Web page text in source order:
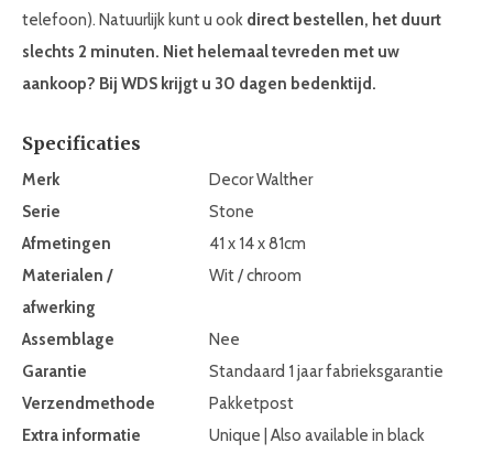
telefoon). Natuurlijk kunt u ook direct bestellen, het duurt
slechts 2 minuten. Niet helemaal tevreden met uw
aankoop? Bij WDS krijgt u 30 dagen bedenktijd.
Specificaties
Merk
Decor Walther
Serie
Stone
Afmetingen
41 x 14 x 81cm
Materialen /
afwerking
Wit / chroom
Assemblage
Nee
Garantie
Standaard 1 jaar fabrieksgarantie
Verzendmethode
Pakketpost
Extra informatie
Unique | Also available in black